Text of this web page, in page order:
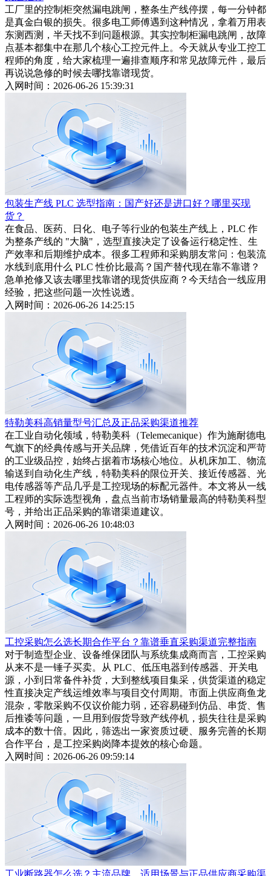
工厂里的控制柜突然漏电跳闸，整条生产线停摆，每一分钟都
是真金白银的损失。很多电工师傅遇到这种情况，拿着万用表
东测西测，半天找不到问题根源。其实控制柜漏电跳闸，故障
点基本都集中在那几个核心工控元件上。今天就从专业工控工
程师的角度，给大家梳理一遍排查顺序和常见故障元件，最后
再说说急修的时候去哪找靠谱现货。
入网时间：2026-06-26 15:39:31
包装生产线 PLC 选型指南：国产好还是进口好？哪里买现
货？
在食品、医药、日化、电子等行业的包装生产线上，PLC 作
为整条产线的 "大脑"，选型直接决定了设备运行稳定性、生
产效率和后期维护成本。很多工程师和采购朋友常问：包装流
水线到底用什么 PLC 性价比最高？国产替代现在靠不靠谱？
急单抢修又该去哪里找靠谱的现货供应商？今天结合一线应用
经验，把这些问题一次性说透。
入网时间：2026-06-26 14:25:15
特勒美科高销量型号汇总及正品采购渠道推荐
在工业自动化领域，特勒美科（Telemecanique）作为施耐德电
气旗下的经典传感与开关品牌，凭借近百年的技术沉淀和严苛
的工业级品控，始终占据着市场核心地位。从机床加工、物流
输送到自动化生产线，特勒美科的限位开关、接近传感器、光
电传感器等产品几乎是工控现场的标配元器件。本文将从一线
工程师的实际选型视角，盘点当前市场销量最高的特勒美科型
号，并给出正品采购的靠谱渠道建议。
入网时间：2026-06-26 10:48:03
工控采购怎么选长期合作平台？靠谱垂直采购渠道完整指南
对于制造型企业、设备维保团队与系统集成商而言，工控采购
从来不是一锤子买卖。从 PLC、低压电器到传感器、开关电
源，小到日常备件补货，大到整线项目集采，供货渠道的稳定
性直接决定产线运维效率与项目交付周期。市面上供应商鱼龙
混杂，零散采购不仅议价能力弱，还容易碰到仿品、串货、售
后推诿等问题，一旦用到假货导致产线停机，损失往往是采购
成本的数十倍。因此，筛选出一家资质过硬、服务完善的长期
合作平台，是工控采购岗降本提效的核心命题。
入网时间：2026-06-26 09:59:14